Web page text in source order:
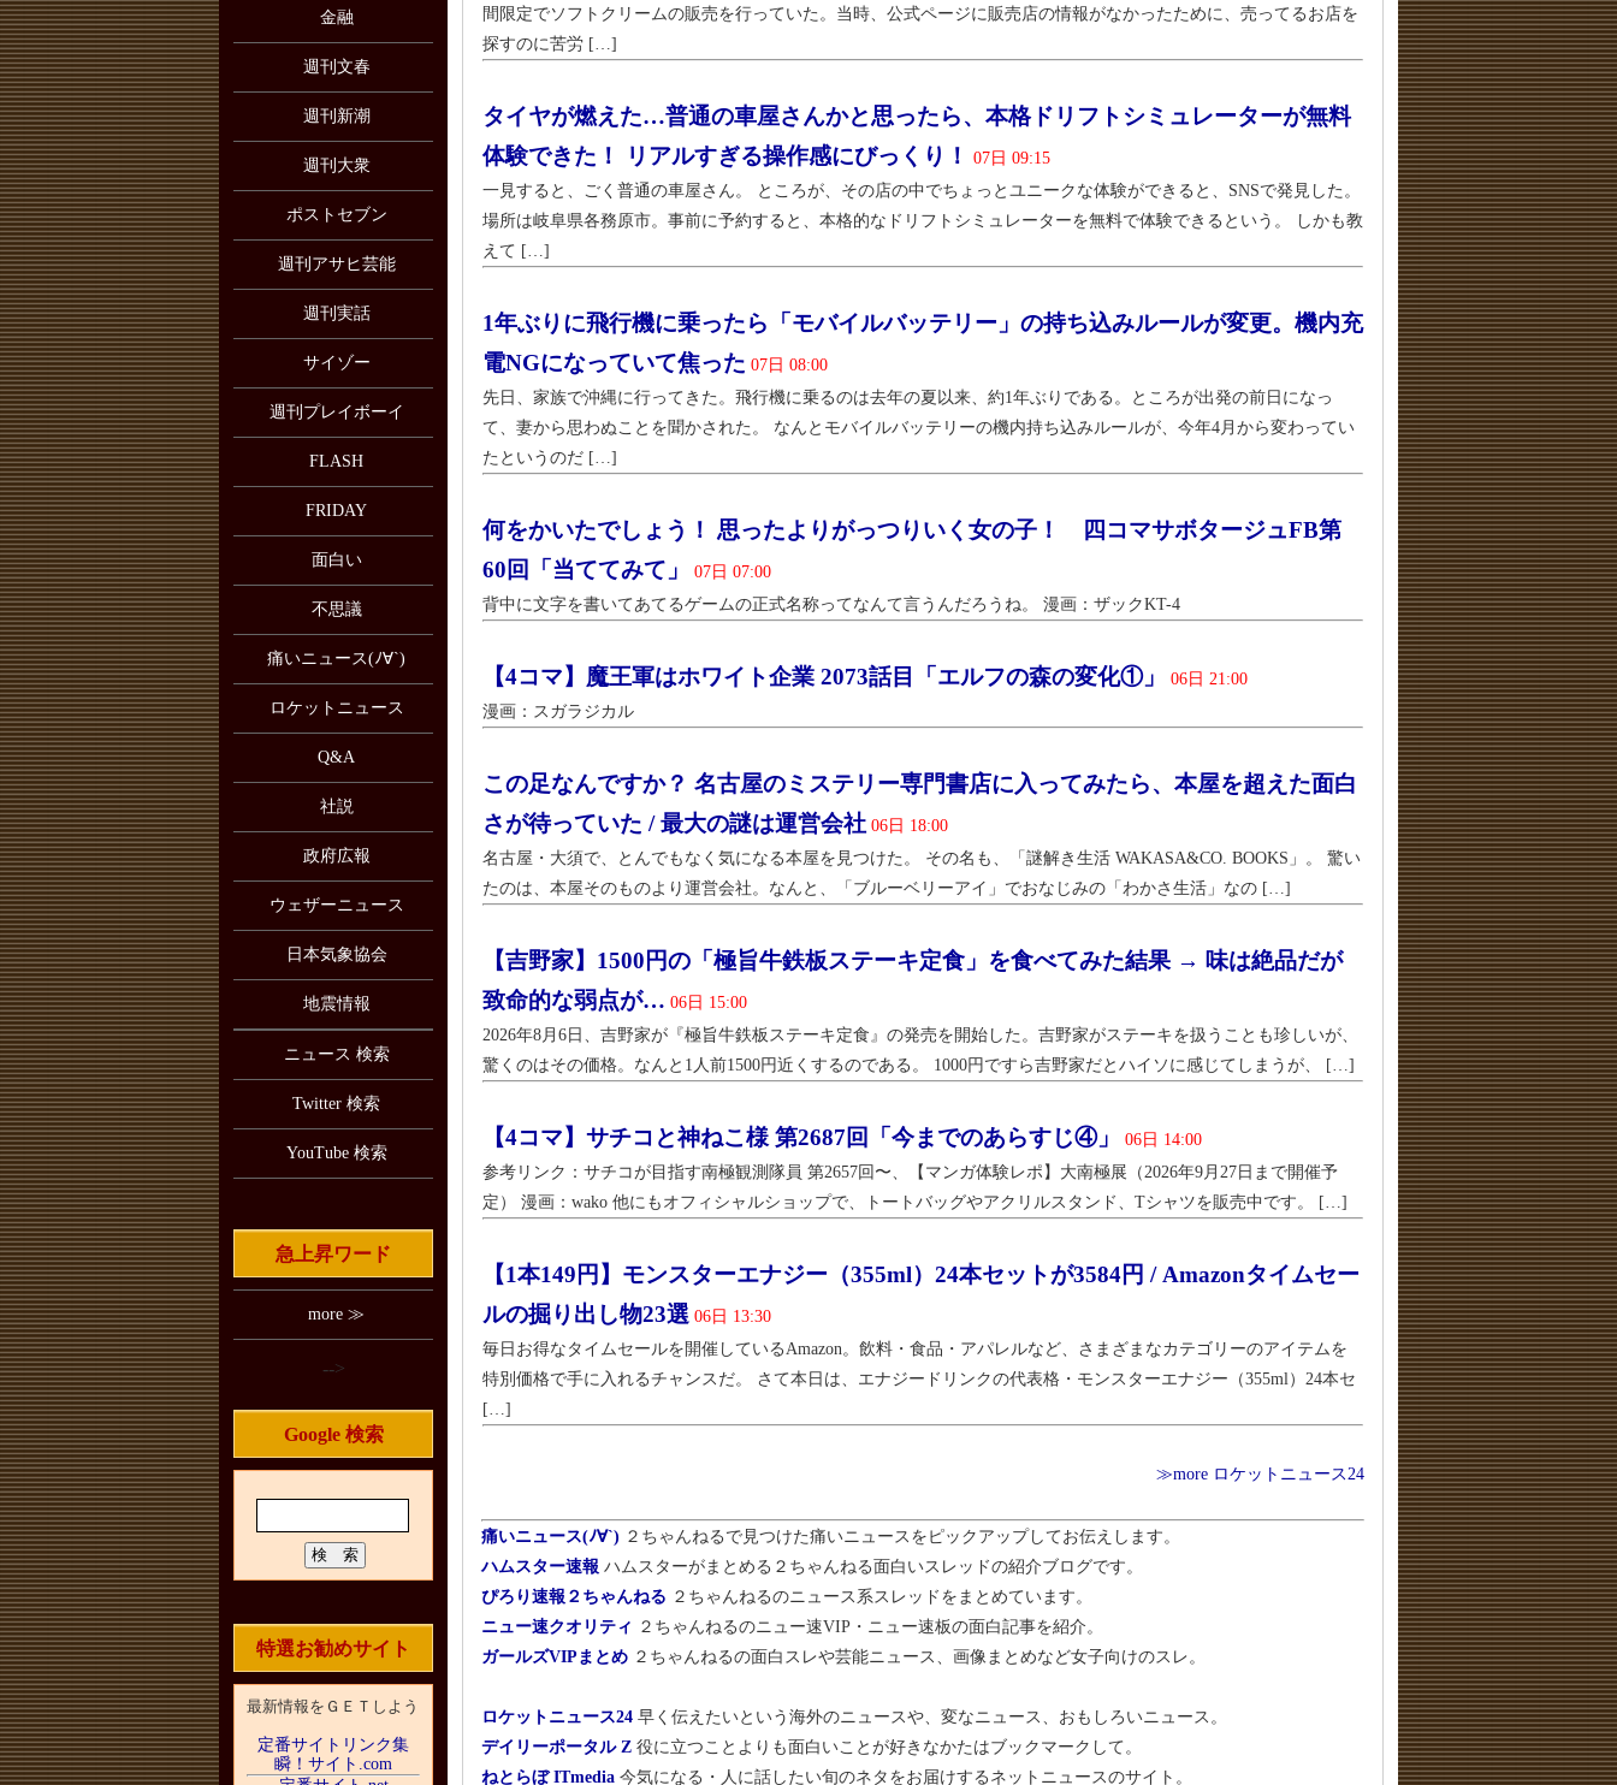
間限定でソフトクリームの販売を行っていた。当時、公式ページに販売店の情報がなかったために、売ってるお店を
探すのに苦労 […]
タイヤが燃えた…普通の車屋さんかと思ったら、本格ドリフトシミュレーターが無料
体験できた！ リアルすぎる操作感にびっくり！
07日 09:15
一見すると、ごく普通の車屋さん。 ところが、その店の中でちょっとユニークな体験ができると、SNSで発見した。
場所は岐阜県各務原市。事前に予約すると、本格的なドリフトシミュレーターを無料で体験できるという。 しかも教
えて […]
1年ぶりに飛行機に乗ったら「モバイルバッテリー」の持ち込みルールが変更。機内充
電NGになっていて焦った 07日 08:00
先日、家族で沖縄に行ってきた。飛行機に乗るのは去年の夏以来、約1年ぶりである。ところが出発の前日になっ
て、妻から思わぬことを聞かされた。 なんとモバイルバッテリーの機内持ち込みルールが、今年4月から変わってい
たというのだ […]
何をかいたでしょう！ 思ったよりがっつりいく女の子！ 四コマサボタージュFB第
60回「当ててみて」
07日 07:00
背中に文字を書いてあてるゲームの正式名称ってなんて言うんだろうね。 漫画：ザックKT-4
【4コマ】魔王軍はホワイト企業 2073話目「エルフの森の変化①」
06日 21:00
漫画：スガラジカル
この足なんですか？ 名古屋のミステリー専門書店に入ってみたら、本屋を超えた面白
さが待っていた / 最大の謎は運営会社 06日 18:00
名古屋・大須で、とんでもなく気になる本屋を見つけた。 その名も、「謎解き生活 WAKASA&CO. BOOKS」。 驚い
たのは、本屋そのものより運営会社。なんと、「ブルーベリーアイ」でおなじみの「わかさ生活」なの […]
【吉野家】1500円の「極旨牛鉄板ステーキ定食」を食べてみた結果 → 味は絶品だが
致命的な弱点が… 06日 15:00
2026年8月6日、吉野家が『極旨牛鉄板ステーキ定食』の発売を開始した。吉野家がステーキを扱うことも珍しいが、
驚くのはその価格。なんと1人前1500円近くするのである。 1000円ですら吉野家だとハイソに感じてしまうが、 […]
【4コマ】サチコと神ねこ様 第2687回「今までのあらすじ④」
06日 14:00
参考リンク：サチコが目指す南極観測隊員 第2657回〜、【マンガ体験レポ】大南極展（2026年9月27日まで開催予
定） 漫画：wako 他にもオフィシャルショップで、トートバッグやアクリルスタンド、Tシャツを販売中です。 […]
【1本149円】モンスターエナジー（355ml）24本セットが3584円 / Amazonタイムセー
ルの掘り出し物23選 06日 13:30
毎日お得なタイムセールを開催しているAmazon。飲料・食品・アパレルなど、さまざまなカテゴリーのアイテムを
特別価格で手に入れるチャンスだ。 さて本日は、エナジードリンクの代表格・モンスターエナジー（355ml）24本セ
[…]
≫more ロケットニュース24
痛いニュース(ﾉ∀`) ２ちゃんねるで見つけた痛いニュースをピックアップしてお伝えします。
ハムスター速報 ハムスターがまとめる２ちゃんねる面白いスレッドの紹介ブログです。
ぴろり速報２ちゃんねる ２ちゃんねるのニュース系スレッドをまとめています。
ニュー速クオリティ ２ちゃんねるのニュー速VIP・ニュー速板の面白記事を紹介。
ガールズVIPまとめ ２ちゃんねるの面白スレや芸能ニュース、画像まとめなど女子向けのスレ。
ロケットニュース24 早く伝えたいという海外のニュースや、変なニュース、おもしろいニュース。
デイリーポータル Z 役に立つことよりも面白いことが好きなかたはブックマークして。
ねとらぼ ITmedia 今気になる・人に話したい旬のネタをお届けするネットニュースのサイト。
金融
週刊文春
週刊新潮
週刊大衆
ポストセブン
週刊アサヒ芸能
週刊実話
サイゾー
週刊プレイボーイ
FLASH
FRIDAY
面白い
不思議
痛いニュース(ﾉ∀`)
ロケットニュース
Q&A
社説
政府広報
ウェザーニュース
日本気象協会
地震情報
ニュース 検索
Twitter 検索
YouTube 検索
急上昇ワード
more ≫
-->
Google 検索
特選お勧めサイト
最新情報をＧＥＴしよう
定番サイトリンク集
瞬！サイト.com